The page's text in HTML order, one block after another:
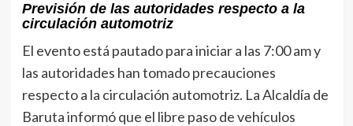
Previsión de las autoridades respecto a la
circulación automotriz
El evento está pautado para iniciar a las 7:00 am y
las autoridades han tomado precauciones
respecto a la circulación automotriz. La Alcaldía de
Baruta informó que el libre paso de vehículos